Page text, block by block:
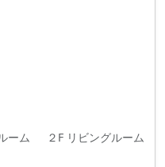
ーム ２F リビングルーム